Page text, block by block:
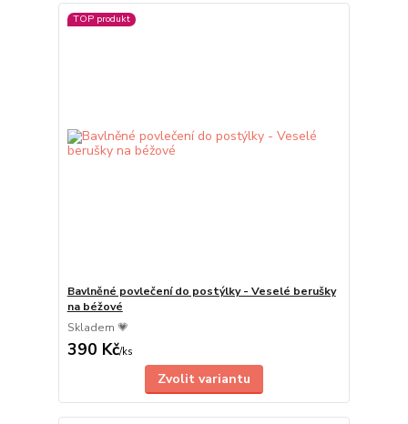
TOP produkt
Bavlněné povlečení do postýlky - Veselé berušky
na béžové
Skladem 💗
390 Kč/ks
Zvolit variantu